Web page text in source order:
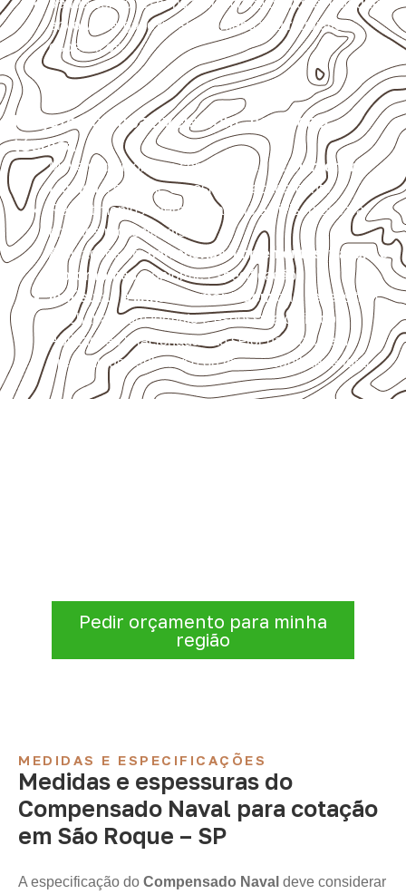
Valide com o responsável técnico qualquer uso que
envolva carga, exposição intensa ou requisitos
específicos.
Projetos compatíveis com avaliação
técnica
Móveis, divisórias e componentes de marcenaria
técnica, conforme exposição e acabamento.
Revestimentos internos, painéis e divisórias para
projetos profissionais.
Aplicações emcarrocerias, implementos, trailers e
motorhomes, conforme especificação.
Indústrias e linhas de montagem que necessitam
de chapas com formato e espessura definidos.
Aplicações relacionadas ao setor náutico, sem
presumir uso submerso ou impermeabilidade total.
Pedir orçamento para minha
região
MEDIDAS E ESPECIFICAÇÕES
Medidas e espessuras do
Compensado Naval para cotação
em São Roque – SP
A especificação do Compensado Naval deve considerar